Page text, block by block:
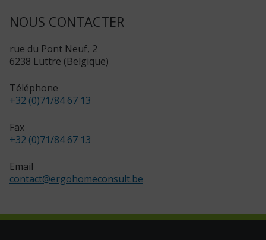
NOUS CONTACTER
rue du Pont Neuf, 2
6238 Luttre (Belgique)
Téléphone
+32 (0)71/84 67 13
Fax
+32 (0)71/84 67 13
Email
contact@ergohomeconsult.be